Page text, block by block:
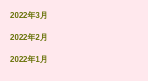
2022年3月
2022年2月
2022年1月